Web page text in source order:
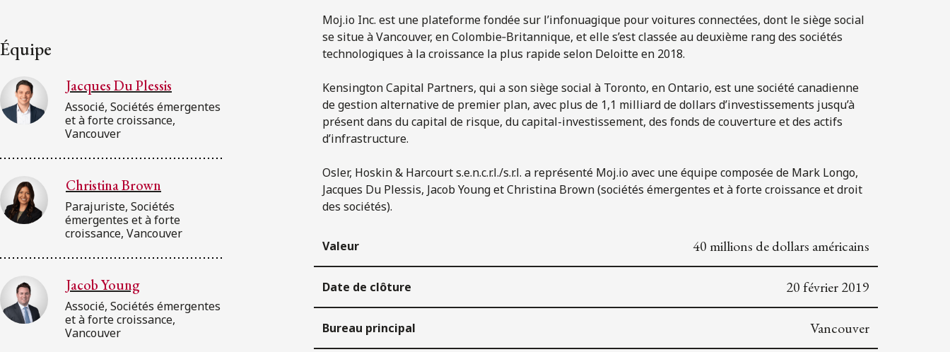
Équipe
Jacques Du Plessis
Associé, Sociétés émergentes
et à forte croissance,
Vancouver
Christina Brown
Parajuriste, Sociétés
émergentes et à forte
croissance, Vancouver
Jacob Young
Associé, Sociétés émergentes
et à forte croissance,
Vancouver
Moj.io Inc. est une plateforme fondée sur l’infonuagique pour voitures connectées, dont le siège social
se situe à Vancouver, en Colombie‑Britannique, et elle s’est classée au deuxième rang des sociétés
technologiques à la croissance la plus rapide selon Deloitte en 2018.
Kensington Capital Partners, qui a son siège social à Toronto, en Ontario, est une société canadienne
de gestion alternative de premier plan, avec plus de 1,1 milliard de dollars d’investissements jusqu’à
présent dans du capital de risque, du capital-investissement, des fonds de couverture et des actifs
d’infrastructure.
Osler, Hoskin & Harcourt s.e.n.c.r.l./s.r.l. a représenté Moj.io avec une équipe composée de Mark Longo,
Jacques Du Plessis, Jacob Young et Christina Brown (sociétés émergentes et à forte croissance et droit
des sociétés).
Valeur 40 millions de dollars américains
Date de clôture 20 février 2019
Bureau principal Vancouver